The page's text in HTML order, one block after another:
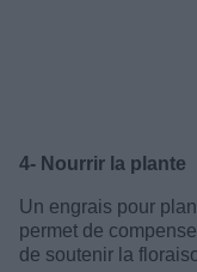
4- Nourrir la plante
Un engrais pour
permet de
de soutenir la